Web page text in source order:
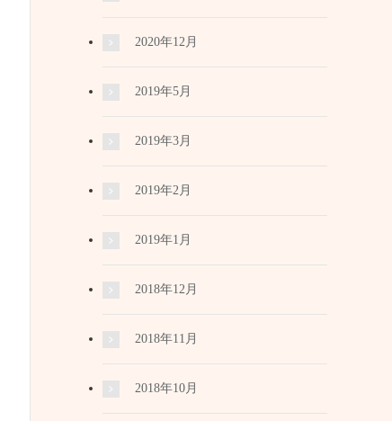
2020年12月
2019年5月
2019年3月
2019年2月
2019年1月
2018年12月
2018年11月
2018年10月